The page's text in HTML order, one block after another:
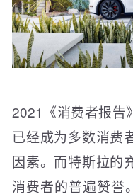
2021《消费者报告
已经成为多数消费
因素。而特斯拉的
消费者的普遍赞誉